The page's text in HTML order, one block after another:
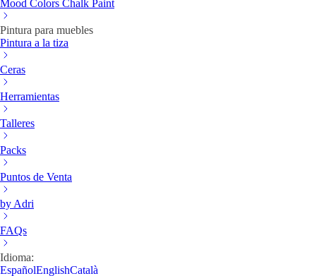
Mood Colors Chalk Paint
Pintura para muebles
Pintura a la tiza
Ceras
Herramientas
Talleres
Packs
Puntos de Venta
by Adri
FAQs
Idioma:
EspañolEnglishCatalà